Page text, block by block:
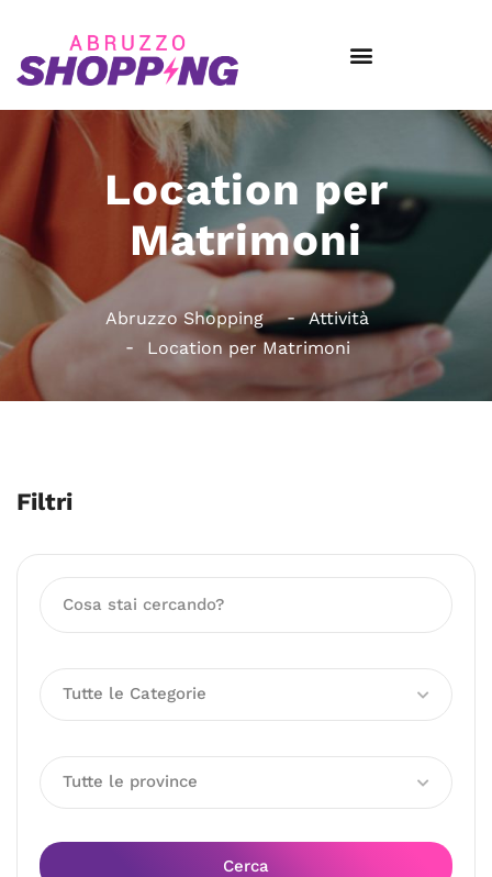
Location per
Matrimoni
Abruzzo Shopping
Attività
Location per Matrimoni
Filtri
Tutte le Categorie
Tutte le province
Cerca